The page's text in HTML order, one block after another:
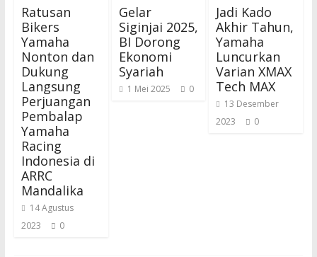
Ratusan
Bikers
Yamaha
Nonton dan
Dukung
Langsung
Perjuangan
Pembalap
Yamaha
Racing
Indonesia di
ARRC
Mandalika
14 Agustus
2023
0
Gelar
Siginjai 2025,
BI Dorong
Ekonomi
Syariah
1 Mei 2025 0
Jadi Kado
Akhir Tahun,
Yamaha
Luncurkan
Varian XMAX
Tech MAX
13 Desember
2023
0